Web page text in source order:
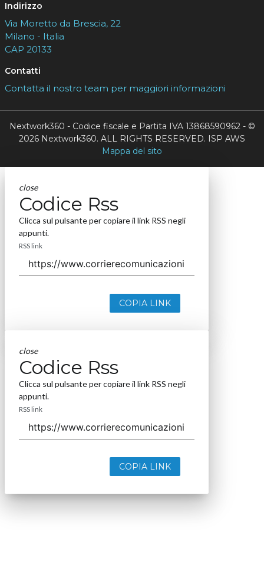
Indirizzo
Via Moretto da Brescia, 22
Milano - Italia
CAP 20133
Contatti
Contatta il nostro team per maggiori informazioni
Nextwork360 - Codice fiscale e Partita IVA 13868590962 - ©
2026 Nextwork360. ALL RIGHTS RESERVED. ISP AWS
Mappa del sito
close
Codice Rss
Clicca sul pulsante per copiare il link RSS negli
appunti.
RSS link
COPIA LINK
close
Codice Rss
Clicca sul pulsante per copiare il link RSS negli
appunti.
RSS link
COPIA LINK